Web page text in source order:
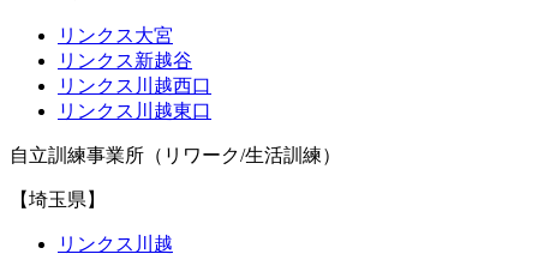
リンクス大宮
リンクス新越谷
リンクス川越西口
リンクス川越東口
自立訓練事業所（リワーク/生活訓練）
【埼玉県】
リンクス川越